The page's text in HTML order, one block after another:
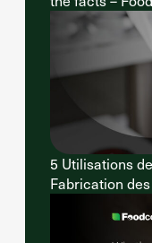
5 Utilisations
Fabrication